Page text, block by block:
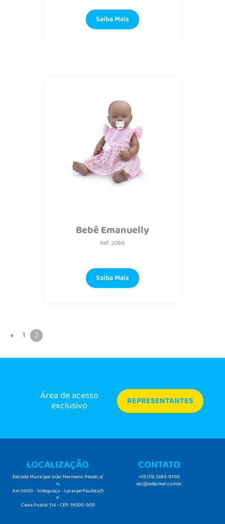
Saiba Mais
Bebê Emanuelly
Ref.: 2066
Saiba Mais
1 2
Área de acesso
exclusivo REPRESENTANTES
LOCALIZAÇÃO
Estrada Municipal João Hermano Pessin, s/
n,
Km 0.600 - Indaguaçu - Laranjal Paulista/S
P
Caixa Postal: 114 - CEP: 18500-000
CONTATO
+55 (15) 3383-9700
sac@adijomar.com.br